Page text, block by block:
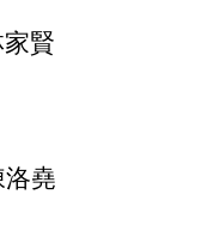
賢
堯